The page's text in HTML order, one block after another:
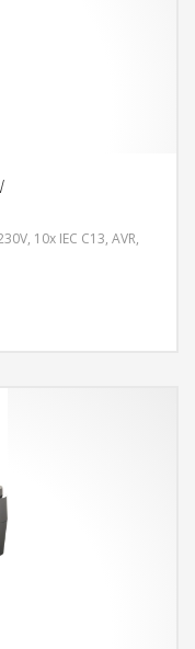
10x IEC C13, AVR,